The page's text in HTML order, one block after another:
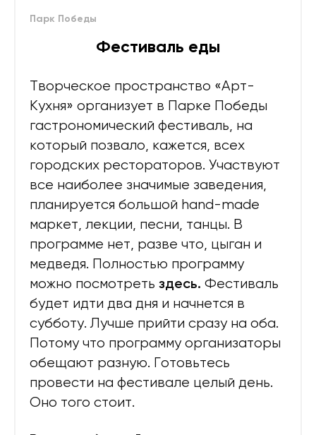
Парк Победы
Фестиваль еды
Творческое пространство «Арт-
Кухня» организует в Парке Победы
гастрономический фестиваль, на
который позвало, кажется, всех
городских рестораторов. Участвуют
все наиболее значимые заведения,
планируется большой hand-made
маркет, лекции, песни, танцы. В
программе нет, разве что, цыган и
медведя. Полностью программу
можно посмотреть здесь. Фестиваль
будет идти два дня и начнется в
субботу. Лучше прийти сразу на оба.
Потому что программу организаторы
обещают разную. Готовьтесь
провести на фестивале целый день.
Оно того стоит.